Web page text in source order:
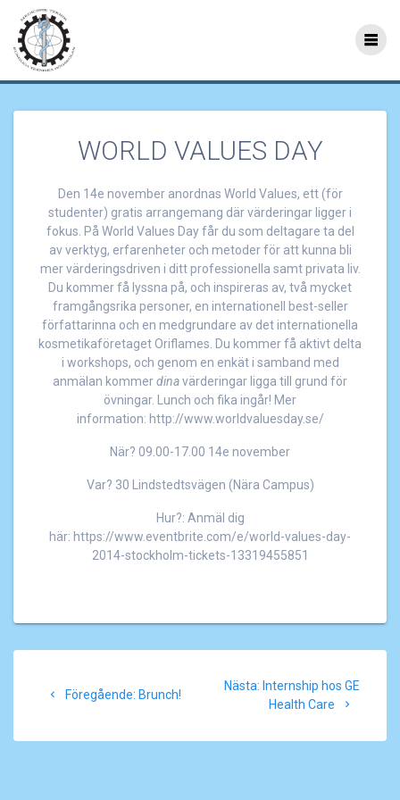
WORLD VALUES DAY
WORLD VALUES DAY
Den 14e november anordnas World Values, ett (för
studenter) gratis arrangemang där värderingar ligger i
fokus. På World Values Day får du som deltagare ta del
av verktyg, erfarenheter och metoder för att kunna bli
mer värderingsdriven i ditt professionella samt privata liv.
Du kommer få lyssna på, och inspireras av, två mycket
framgångsrika personer, en internationell best-seller
författarinna och en medgrundare av det internationella
kosmetikaföretaget Oriflames. Du kommer få aktivt delta
i workshops, och genom en enkät i samband med
anmälan kommerdinavärderingar ligga till grund för
övningar. Lunch och fika ingår! Mer
information: http://www.worldvaluesday.se/
När? 09.00-17.00 14e november
Var? 30 Lindstedtsvägen (Nära Campus)
Hur?: Anmäl dig
här: https://www.eventbrite.com/e/world-values-day-
2014-stockholm-tickets-13319455851
Föregående: Föregående
Brunch!
Nästa: Nästa
inlägg:
Internship hos GE
Health Care